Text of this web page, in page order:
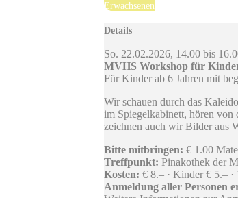
Erwachsenen
Details
So. 22.02.2026, 14.00 bis
MVHS Workshop für
Für Kinder ab 6 Jahren mit
Wir schauen durch das
im Spiegelkabinett, hören
zeichnen auch wir Bilder aus
Bitte mitbringen: € 1.00
Treffpunkt: Pinakothek der
Kosten: € 8.– · Kinder € 5.–
Anmeldung aller Personen